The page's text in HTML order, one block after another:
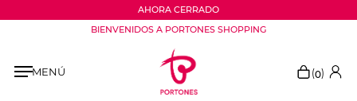
AHORA CERRADO
BIENVENIDOS A PORTONES SHOPPING
MENÚ (0)